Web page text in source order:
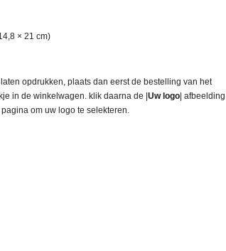
× 21 cm)
opdrukken, plaats dan eerst de bestelling van het
in de winkelwagen. klik daarna de |Uw logo| afbeelding
om uw logo te selekteren.